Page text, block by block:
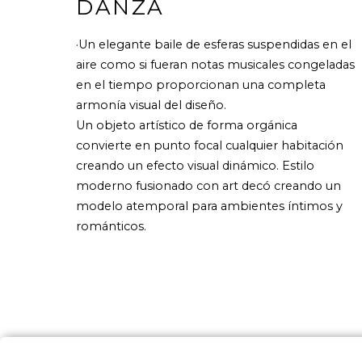
DANZA
·Un elegante baile de esferas suspendidas en el
aire como si fueran notas musicales congeladas
en el tiempo proporcionan una completa
armonía visual del diseño.
Un objeto artístico de forma orgánica
convierte en punto focal cualquier habitación
creando un efecto visual dinámico. Estilo
moderno fusionado con art decó creando un
modelo atemporal para ambientes íntimos y
románticos.